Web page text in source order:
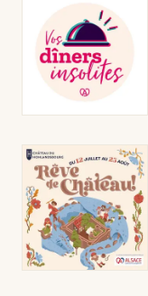
Actus à
Magazine à
Actus tourisme
Restaurants